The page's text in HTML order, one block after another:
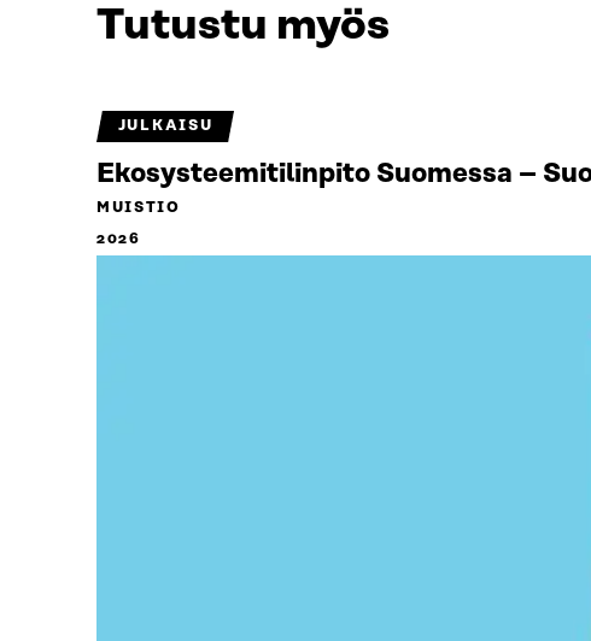
Tutustu myös
JULKAISU
Ekosysteemitilinpito Suomessa –
MUISTIO
2026